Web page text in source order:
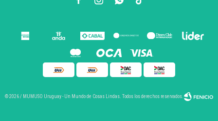
© 2026 / MUMUSO Uruguay - Un Mundo de Cosas Lindas. Todos los derechos reservados.